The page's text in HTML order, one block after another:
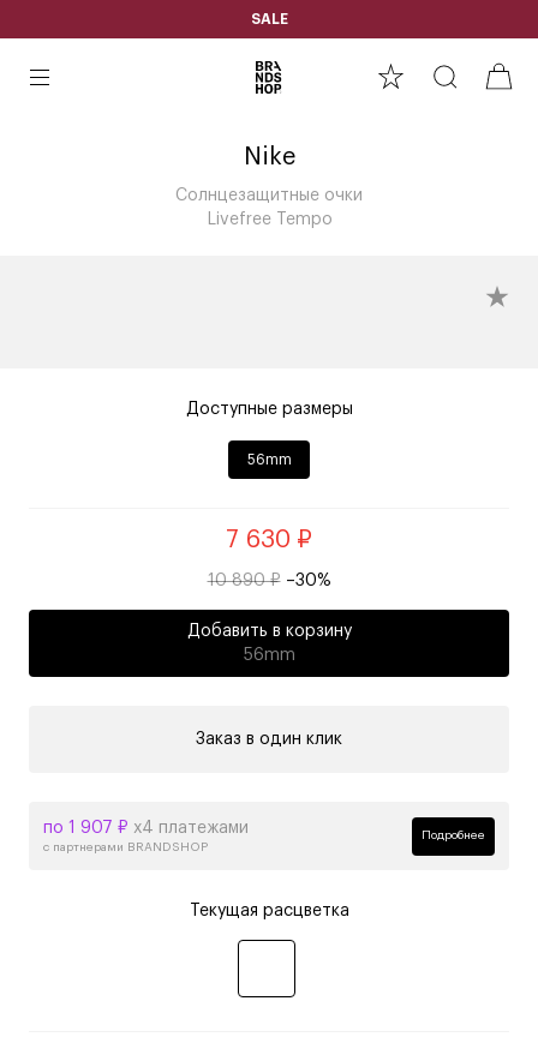
SALE
Nike
Солнцезащитные очки
Livefree Tempo
Доступные размеры
56mm
7 630 ₽
10 890 ₽ –30%
Добавить в корзину
56mm
Заказ в один клик
по 1 907 ₽ х4 платежами
с партнерами BRANDSHOP
Подробнее
Текущая расцветка